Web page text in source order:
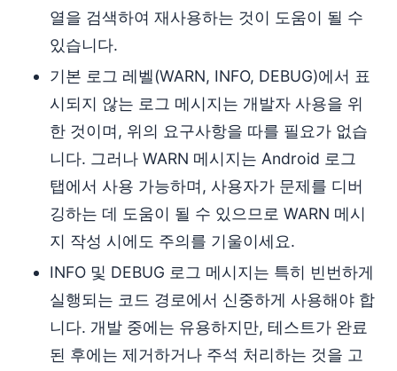
열을 검색하여 재사용하는 것이 도움이 될 수
있습니다.
기본 로그 레벨(WARN, INFO, DEBUG)에서 표
시되지 않는 로그 메시지는 개발자 사용을 위
한 것이며, 위의 요구사항을 따를 필요가 없습
니다. 그러나 WARN 메시지는 Android 로그
탭에서 사용 가능하며, 사용자가 문제를 디버
깅하는 데 도움이 될 수 있으므로 WARN 메시
지 작성 시에도 주의를 기울이세요.
INFO 및 DEBUG 로그 메시지는 특히 빈번하게
실행되는 코드 경로에서 신중하게 사용해야 합
니다. 개발 중에는 유용하지만, 테스트가 완료
된 후에는 제거하거나 주석 처리하는 것을 고